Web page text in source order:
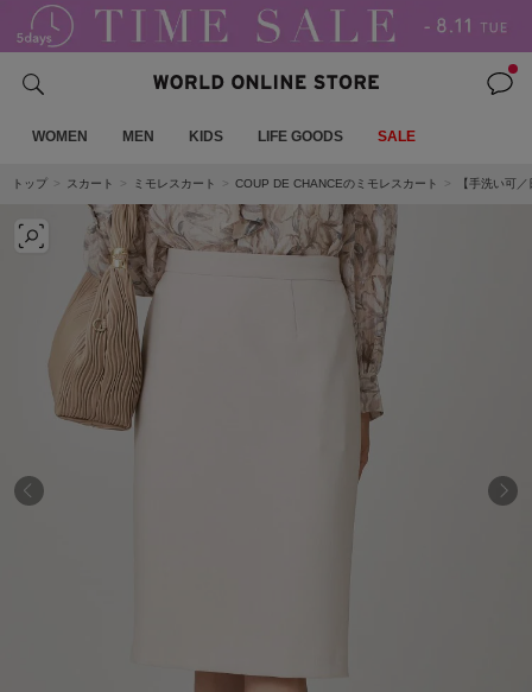
WOMEN MEN KIDS LIFE GOODS SALE
トップ スカート ミモレスカート COUP DE CHANCEのミモレスカート 【手洗い可